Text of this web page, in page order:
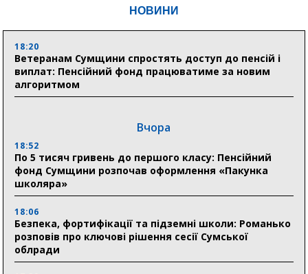
НОВИНИ
18:20
Ветеранам Сумщини спростять доступ до пенсій і
виплат: Пенсійний фонд працюватиме за новим
алгоритмом
Вчора
18:52
По 5 тисяч гривень до першого класу: Пенсійний
фонд Сумщини розпочав оформлення «Пакунка
школяра»
18:06
Безпека, фортифікації та підземні школи: Романько
розповів про ключові рішення сесії Сумської
облради